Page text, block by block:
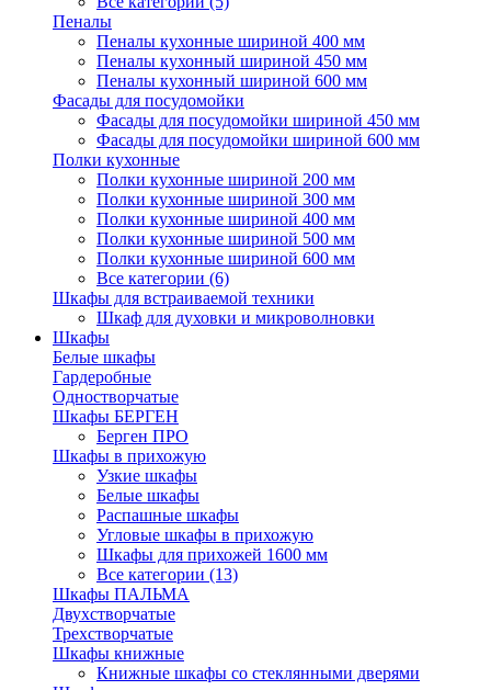
Пеналы
Пеналы кухонные шириной 400 мм
Пеналы кухонный шириной 450 мм
Пеналы кухонный шириной 600 мм
Фасады для посудомойки
Фасады для посудомойки шириной 450 мм
Фасады для посудомойки шириной 600 мм
Полки кухонные
Полки кухонные шириной 200 мм
Полки кухонные шириной 300 мм
Полки кухонные шириной 400 мм
Полки кухонные шириной 500 мм
Полки кухонные шириной 600 мм
Все категории (6)
Шкафы для встраиваемой техники
Шкаф для духовки и микроволновки
Шкафы
Белые шкафы
Гардеробные
Одностворчатые
Шкафы БЕРГЕН
Берген ПРО
Шкафы в прихожую
Узкие шкафы
Белые шкафы
Распашные шкафы
Угловые шкафы в прихожую
Шкафы для прихожей 1600 мм
Все категории (13)
Шкафы ПАЛЬМА
Двухстворчатые
Трехстворчатые
Шкафы книжные
Книжные шкафы со стеклянными дверями